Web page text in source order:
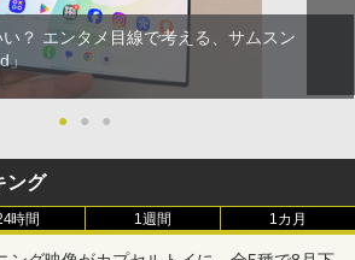
？ エンタメ目線で考える、サムスン
」
● ● ●
ング
時間 1週間 1カ月